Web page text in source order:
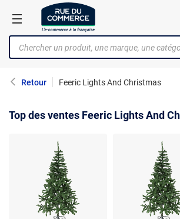
Retour Feeric Lights And Christmas
Top des ventes Feeric Lights And